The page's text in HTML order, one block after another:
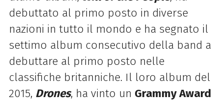
debuttato al primo posto in diverse
nazioni in tutto il mondo e ha segnato il
settimo album consecutivo della band a
debuttare al primo posto nelle
classifiche britanniche. Il loro album del
2015, Drones, ha vinto un Grammy Award